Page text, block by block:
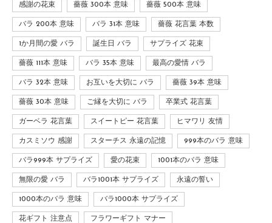
感謝の花束 薔薇 300本 意味 薔薇 500本 意味
バラ 200本 意味 バラ 31本 意味 薔薇 花言葉 本数
1か月間の愛 バラ 誕生日 バラ サプライズ 花束
薔薇 111本 意味 バラ 35本 意味 最高の愛情 バラ
バラ 32本 意味 お互いを大切に バラ 薔薇 39本 意味
薔薇 30本 意味 ご縁を大切に バラ 卒業式 花言葉
ガーベラ 花言葉 スイートピー 花言葉 ヒマワリ 友情
カスミソウ 感謝 スターチス 永遠の記憶 999本のバラ 意味
バラ999本 サプライズ 愛の花束 1001本のバラ 意味
無限の愛 バラ バラ1001本 サプライズ 永遠の誓い
1000本のバラ 意味 バラ1000本 サプライズ
花ギフト 注意点 フラワーギフト マナー